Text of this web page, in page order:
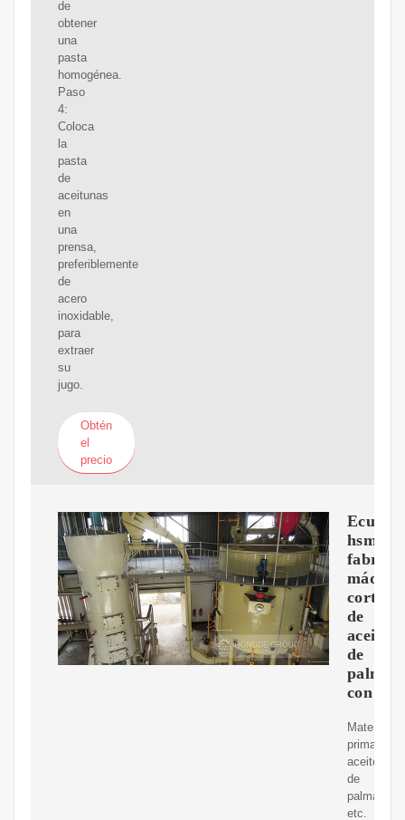
de
obtener
una
pasta
homogénea.
Paso
4:
Coloca
la
pasta
de
aceitunas
en
una
prensa,
preferiblemente
de
acero
inoxidable,
para
extraer
su
jugo.
Obtén
el
precio
hsm
fabrica
de
aceite
de
palma
con
Materia
prima:
aceite
de
palma,
etc.